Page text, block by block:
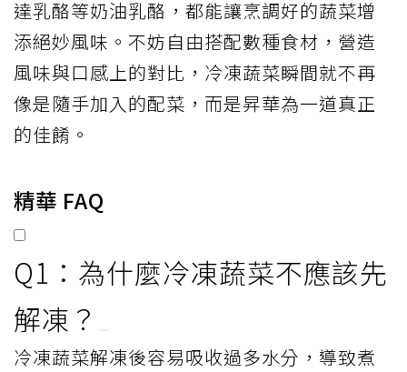
達乳酪等奶油乳酪，都能讓烹調好的蔬菜增
添絕妙風味。不妨自由搭配數種食材，營造
風味與口感上的對比，冷凍蔬菜瞬間就不再
像是隨手加入的配菜，而是昇華為一道真正
的佳餚。
精華 FAQ
Q1：為什麼冷凍蔬菜不應該先
解凍？
冷凍蔬菜解凍後容易吸收過多水分，導致煮